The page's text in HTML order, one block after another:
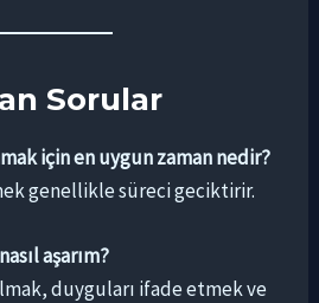
Sorular
için en uygun zaman nedir?
genellikle süreci geciktirir.
aşarım?
duyguları ifade etmek ve